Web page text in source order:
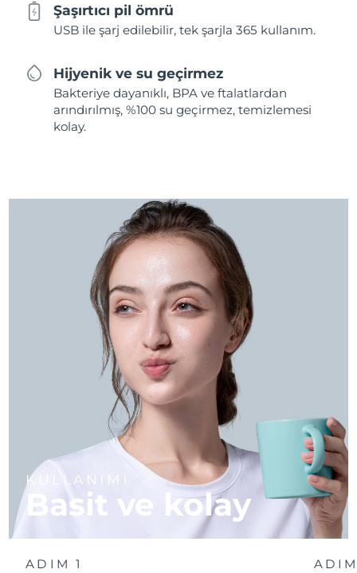
Şaşırtıcı pil ömrü
USB ile şarj edilebilir, tek şarjla 365 kullanım.
Hijyenik ve su geçirmez
Bakteriye dayanıklı, BPA ve ftalatlardan
arındırılmış, %100 su geçirmez, temizlemesi
kolay.
KULLANIMI
Basit ve kolay
ADIM 1